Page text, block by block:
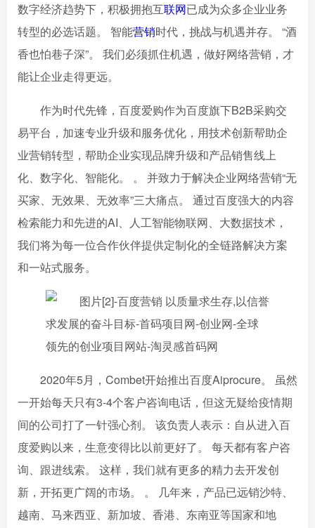
数字经济趋势下，积极拥抱互联网已成为众多企业业务
转型的必选话题。 智能营销时代，挑战与机遇并存。 “酒
香也怕巷子深”。 我们必须抓住机遇，做好网络营销，才
能让企业走得更远。
作为时代先锋，百度爱购作为百度旗下B2B采购交
易平台，加速专业升级和服务优化，用技术创新帮助企
业营销转型，帮助企业实现品牌升级和产品销售线上
化、数字化、智能化。 。 并致力于解决企业网络营销“无
买家、无效果、无效率”三大痛点。 通过百度强大的内容
检索能力和先进的AI、人工智能物联网、大数据技术，
我们将为每一位合作伙伴提供定制化的全链路解决方案
和一站式服务。
2020年5月，Combet开始推出百度Aiprocure。 虽然
一开始每天只有3-4个客户咨询电话，但这无疑给疫情期
间的公司打了一针强心剂。 该负责人表示：自从进入百
度爱购以来，生意变得比以前更好了。 每天都有客户咨
询、跟进线索。 这样，我们就有更多的精力去开发创
新，开拓更广阔的市场。 。 几年来，产品已远销沙特、
越南、马来西亚、新加坡、香港、东南亚等国家和地